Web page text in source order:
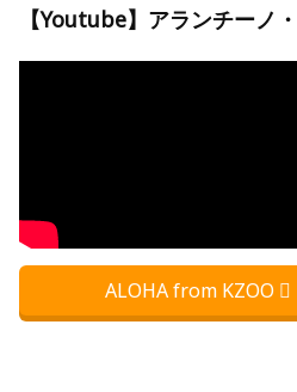
【Youtube】アランチーノ
ALOHA from KZOO